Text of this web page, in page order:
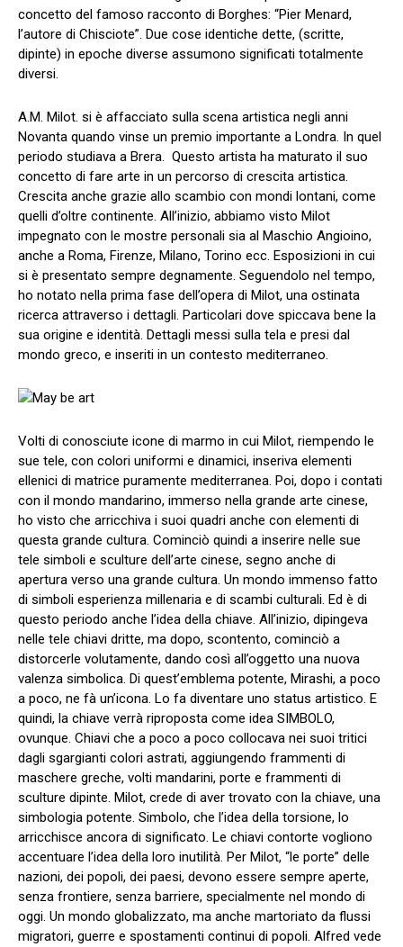
concetto del famoso racconto di Borghes: “Pier Menard,
l’autore di Chisciote”. Due cose identiche dette, (scritte,
dipinte) in epoche diverse assumono significati totalmente
diversi.
A.M. Milot. si è affacciato sulla scena artistica negli anni
Novanta quando vinse un premio importante a Londra. In quel
periodo studiava a Brera. Questo artista ha maturato il suo
concetto di fare arte in un percorso di crescita artistica.
Crescita anche grazie allo scambio con mondi lontani, come
quelli d’oltre continente. All’inizio, abbiamo visto Milot
impegnato con le mostre personali sia al Maschio Angioino,
anche a Roma, Firenze, Milano, Torino ecc. Esposizioni in cui
si è presentato sempre degnamente. Seguendolo nel tempo,
ho notato nella prima fase dell’opera di Milot, una ostinata
ricerca attraverso i dettagli. Particolari dove spiccava bene la
sua origine e identità. Dettagli messi sulla tela e presi dal
mondo greco, e inseriti in un contesto mediterraneo.
Volti di conosciute icone di marmo in cui Milot, riempendo le
sue tele, con colori uniformi e dinamici, inseriva elementi
ellenici di matrice puramente mediterranea. Poi, dopo i contati
con il mondo mandarino, immerso nella grande arte cinese,
ho visto che arricchiva i suoi quadri anche con elementi di
questa grande cultura. Cominciò quindi a inserire nelle sue
tele simboli e sculture dell’arte cinese, segno anche di
apertura verso una grande cultura. Un mondo immenso fatto
di simboli esperienza millenaria e di scambi culturali. Ed è di
questo periodo anche l’idea della chiave. All’inizio, dipingeva
nelle tele chiavi dritte, ma dopo, scontento, cominciò a
distorcerle volutamente, dando così all’oggetto una nuova
valenza simbolica. Di quest’emblema potente, Mirashi, a poco
a poco, ne fà un’icona. Lo fa diventare uno status artistico. E
quindi, la chiave verrà riproposta come idea SIMBOLO,
ovunque. Chiavi che a poco a poco collocava nei suoi tritici
dagli sgargianti colori astrati, aggiungendo frammenti di
maschere greche, volti mandarini, porte e frammenti di
sculture dipinte. Milot, crede di aver trovato con la chiave, una
simbologia potente. Simbolo, che l’idea della torsione, lo
arricchisce ancora di significato. Le chiavi contorte vogliono
accentuare l’idea della loro inutilità. Per Milot, “le porte” delle
nazioni, dei popoli, dei paesi, devono essere sempre aperte,
senza frontiere, senza barriere, specialmente nel mondo di
oggi. Un mondo globalizzato, ma anche martoriato da flussi
migratori, guerre e spostamenti continui di popoli. Alfred vede